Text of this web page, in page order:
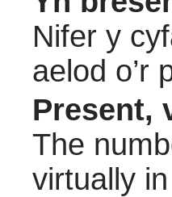
Nifer y
aelod o’r
Present,
The
virtually